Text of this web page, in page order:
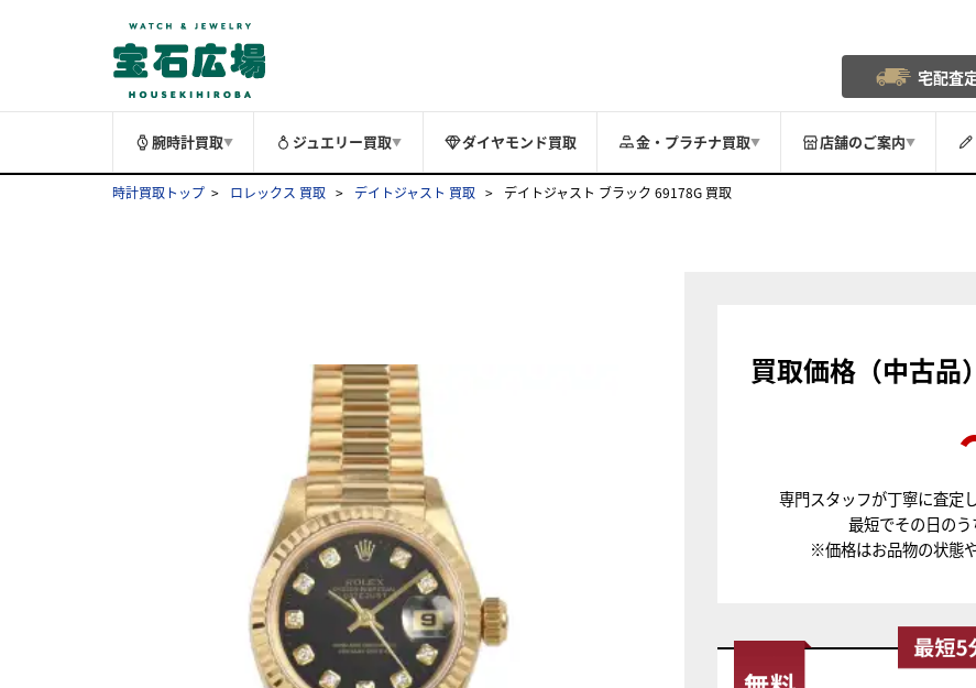
宅配査
腕時計買取▼ ジュエリー買取▼ ダイヤモンド買取 金・プラチナ買取▼ 店舗のご案内▼
時計買取トップ ロレックス 買取 デイトジャスト 買取 デイトジャスト ブラック 69178G 買取
買取価格（中古品
専門スタッフが丁寧に査定
最短でその日のう
※価格はお品物の状態